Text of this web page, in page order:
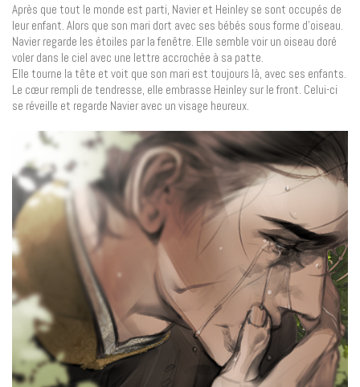
Après que tout le monde est parti, Navier et Heinley se sont occupés de
leur enfant. Alors que son mari dort avec ses bébés sous forme d’oiseau.
Navier regarde les étoiles par la fenêtre. Elle semble voir un oiseau doré
voler dans le ciel avec une lettre accrochée à sa patte.
Elle tourne la tête et voit que son mari est toujours là, avec ses enfants.
Le cœur rempli de tendresse, elle embrasse Heinley sur le front. Celui-ci
se réveille et regarde Navier avec un visage heureux.